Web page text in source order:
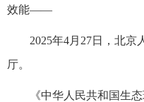
效能——
2025年4月27日，北
厅。
《中华人民共和国生